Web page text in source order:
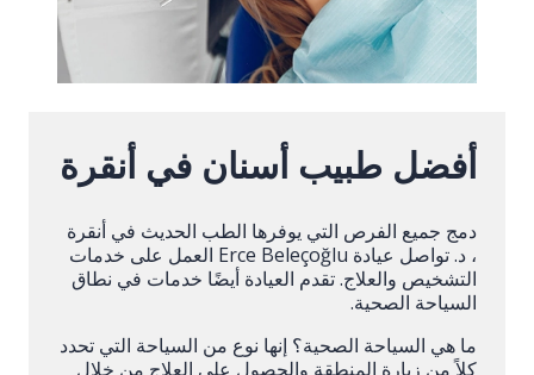
أفضل طبيب أسنان في أنقرة
دمج جميع الفرص التي يوفرها الطب الحديث في أنقرة
، د. تواصل عيادة Erce Beleçoğlu العمل على خدمات
التشخيص والعلاج. تقدم العيادة أيضًا خدمات في نطاق
السياحة الصحية.
ما هي السياحة الصحية؟ إنها نوع من السياحة التي تحدد
كلاً من زيارة المنطقة والحصول على العلاج من خلال